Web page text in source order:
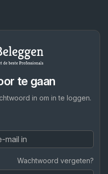
te gaan
in om in te loggen.
Wachtwoord vergeten?